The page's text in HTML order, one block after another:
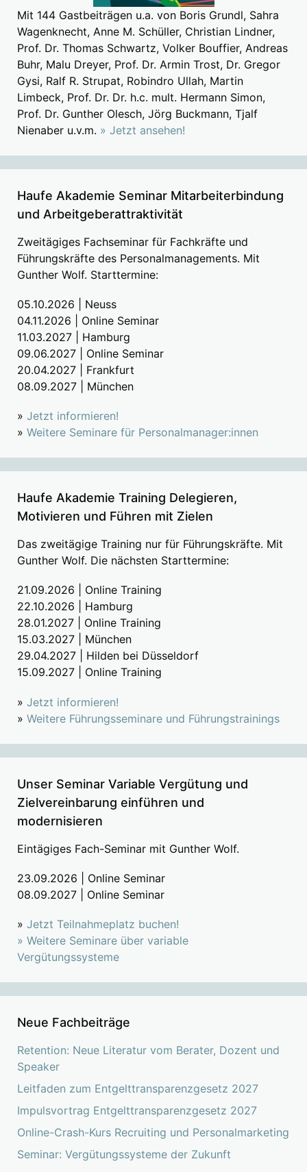
Mit 144 Gastbeiträgen u.a. von Boris Grundl, Sahra
Wagenknecht, Anne M. Schüller, Christian Lindner,
Prof. Dr. Thomas Schwartz, Volker Bouffier, Andreas
Buhr, Malu Dreyer, Prof. Dr. Armin Trost, Dr. Gregor
Gysi, Ralf R. Strupat, Robindro Ullah, Martin
Limbeck, Prof. Dr. Dr. h.c. mult. Hermann Simon,
Prof. Dr. Gunther Olesch, Jörg Buckmann, Tjalf
Nienaber u.v.m. » Jetzt ansehen!
Haufe Akademie Seminar Mitarbeiterbindung
und Arbeitgeberattraktivität
Zweitägiges Fachseminar für Fachkräfte und
Führungskräfte des Personalmanagements. Mit
Gunther Wolf. Starttermine:
05.10.2026 | Neuss
04.11.2026 | Online Seminar
11.03.2027 | Hamburg
09.06.2027 | Online Seminar
20.04.2027 | Frankfurt
08.09.2027 | München
» Jetzt informieren!
» Weitere Seminare für Personalmanager:innen
Haufe Akademie Training Delegieren,
Motivieren und Führen mit Zielen
Das zweitägige Training nur für Führungskräfte. Mit
Gunther Wolf. Die nächsten Starttermine:
21.09.2026 | Online Training
22.10.2026 | Hamburg
28.01.2027 | Online Training
15.03.2027 | München
29.04.2027 | Hilden bei Düsseldorf
15.09.2027 | Online Training
» Jetzt informieren!
» Weitere Führungsseminare und Führungstrainings
Unser Seminar Variable Vergütung und
Zielvereinbarung einführen und
modernisieren
Eintägiges Fach-Seminar mit Gunther Wolf.
23.09.2026 | Online Seminar
08.09.2027 | Online Seminar
» Jetzt Teilnahmeplatz buchen!
» Weitere Seminare über variable
Vergütungssysteme
Neue Fachbeiträge
Retention: Neue Literatur vom Berater, Dozent und
Speaker
Leitfaden zum Entgelttransparenzgesetz 2027
Impulsvortrag Entgelttransparenzgesetz 2027
Online-Crash-Kurs Recruiting und Personalmarketing
Seminar: Vergütungssysteme der Zukunft